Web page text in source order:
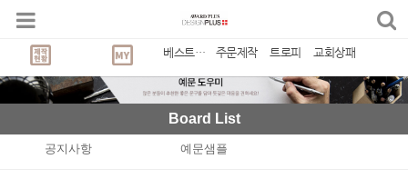
베스트상품 주문제작 트로피 교회상패
Board List
공지사항 예문샘플